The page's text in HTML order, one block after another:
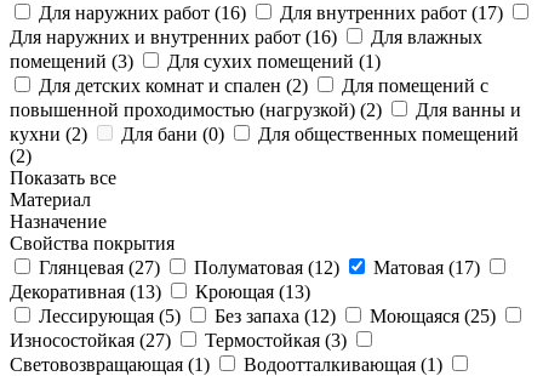
Для наружних работ (16) Для внутренних работ (17)
Для наружних и внутренних работ (16)
Для влажных
помещений (3) Для сухих помещений (1)
Для детских комнат и спален (2)
Для помещений с
повышенной проходимостью (нагрузкой) (2)
Для ванны и
кухни (2) Для бани (0)
Для общественных помещений
(2)
Показать все
Материал
Назначение
Свойства покрытия
Глянцевая (27) Полуматовая (12) Матовая (17)
Декоративная (13) Кроющая (13)
Лессирующая (5) Без запаха (12) Моющаяся (25)
Износостойкая (27) Термостойкая (3)
Световозвращающая (1) Водоотталкивающая (1)